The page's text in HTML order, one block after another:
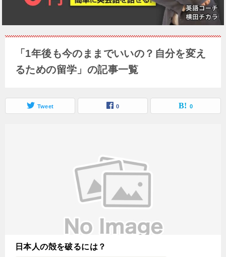
「1年後も今のままでいいの？自分を変え
るための留学」の記事一覧
Tweet 0 0
日本人の殻を破るには？